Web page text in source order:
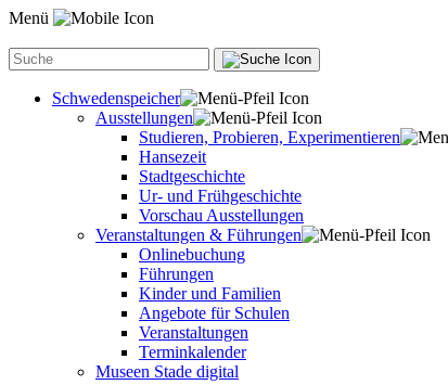
Menü
Schwedenspeicher
Ausstellungen
Studieren, Probieren, Experimentieren
Hansezeit
Stadtgeschichte
Ur- und Frühgeschichte
Vorschau Ausstellungen
Veranstaltungen & Führungen
Onlinebuchung
Führungen
Kinder und Familien
Angebote für Schulen
Veranstaltungen
Terminkalender
Museen Stade digital